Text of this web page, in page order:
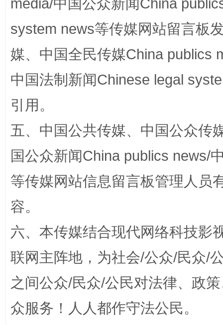
招工难、用工荒背后
media/中国公众新闻China
system news等传媒网站留言板
媒、中国全民传媒China publics
中国法制新闻Chinese legal
引用。
五、中国公共传媒、中国公众传
国公众新闻China publics news/
等传媒网站信息留言板管理人员
容。
六、本传媒结合现代网络科技影
联网主阵地，为社会/公众/民众/
之间公众/民众/公民对法律、政
众服务！人人都作守法公民。